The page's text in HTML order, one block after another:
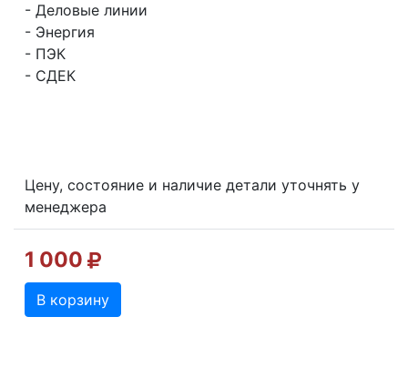
- Деловые линии
- Энергия
- ПЭК
- СДЕК
Цену, состояние и наличие детали уточнять у
менеджера
1 000
В корзину